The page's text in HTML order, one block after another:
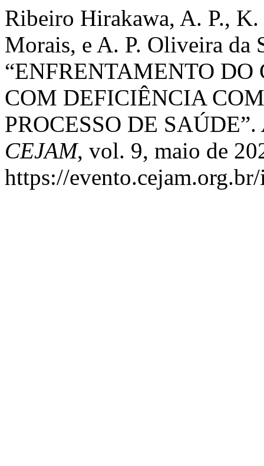
Ribeiro Hirakawa, A. P., K.
Morais, e A. P. Oliveira da
“ENFRENTAMENTO DO
COM DEFICIÊNCIA
PROCESSO DE SAÚDE”.
CEJAM, vol. 9, maio de
https://